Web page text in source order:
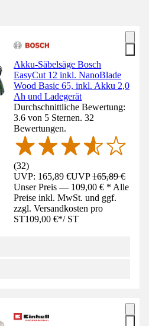
Akku-Säbelsäge Bosch
EasyCut 12 inkl. NanoBlade
Wood Basic 65, inkl. Akku 2,0
Ah und Ladegerät
Durchschnittliche Bewertung:
3.6 von 5 Sternen. 32
Bewertungen.
(32)
UVP: 165,89 €UVP165,89 €
Unser Preis — 109,00 € * Alle
Preise inkl. MwSt. und ggf.
zzgl. Versandkosten pro
ST109,00 €*/ ST